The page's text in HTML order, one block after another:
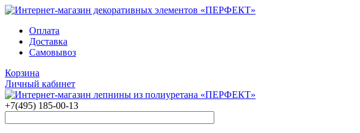
Оплата
Доставка
Самовывоз
Корзина
Личный кабинет
+7(495) 185-00-13